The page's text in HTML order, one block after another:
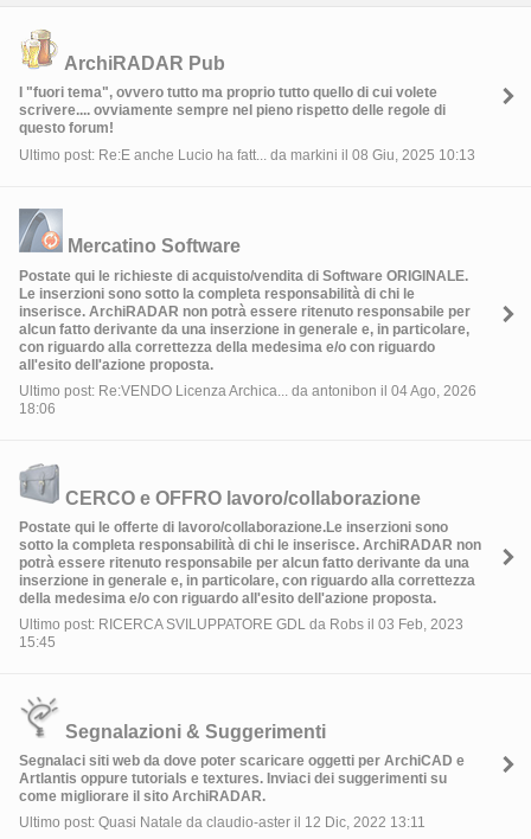
ArchiRADAR Pub
I "fuori tema", ovvero tutto ma proprio tutto quello di cui volete
scrivere.... ovviamente sempre nel pieno rispetto delle regole di
questo forum!
Ultimo post: Re:E anche Lucio ha fatt... da markini il 08 Giu, 2025 10:13
Mercatino Software
Postate qui le richieste di acquisto/vendita di Software ORIGINALE.
Le inserzioni sono sotto la completa responsabilità di chi le
inserisce. ArchiRADAR non potrà essere ritenuto responsabile per
alcun fatto derivante da una inserzione in generale e, in particolare,
con riguardo alla correttezza della medesima e/o con riguardo
all'esito dell'azione proposta.
Ultimo post: Re:VENDO Licenza Archica... da antonibon il 04 Ago, 2026
18:06
CERCO e OFFRO lavoro/collaborazione
Postate qui le offerte di lavoro/collaborazione.Le inserzioni sono
sotto la completa responsabilità di chi le inserisce. ArchiRADAR non
potrà essere ritenuto responsabile per alcun fatto derivante da una
inserzione in generale e, in particolare, con riguardo alla correttezza
della medesima e/o con riguardo all'esito dell'azione proposta.
Ultimo post: RICERCA SVILUPPATORE GDL da Robs il 03 Feb, 2023
15:45
Segnalazioni & Suggerimenti
Segnalaci siti web da dove poter scaricare oggetti per ArchiCAD e
Artlantis oppure tutorials e textures. Inviaci dei suggerimenti su
come migliorare il sito ArchiRADAR.
Ultimo post: Quasi Natale da claudio-aster il 12 Dic, 2022 13:11